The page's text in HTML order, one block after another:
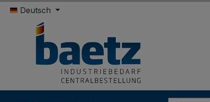
Hauptinhalt springen
Zur Suche springen
Zur Hauptnavigation springen
Deutsch